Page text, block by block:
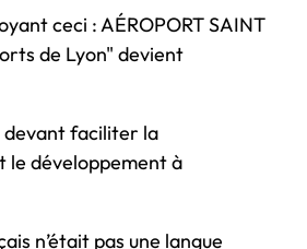
ceci : AÉROPORT SAINT
de Lyon" devient
devant faciliter la
le développement à
n’était pas une langue